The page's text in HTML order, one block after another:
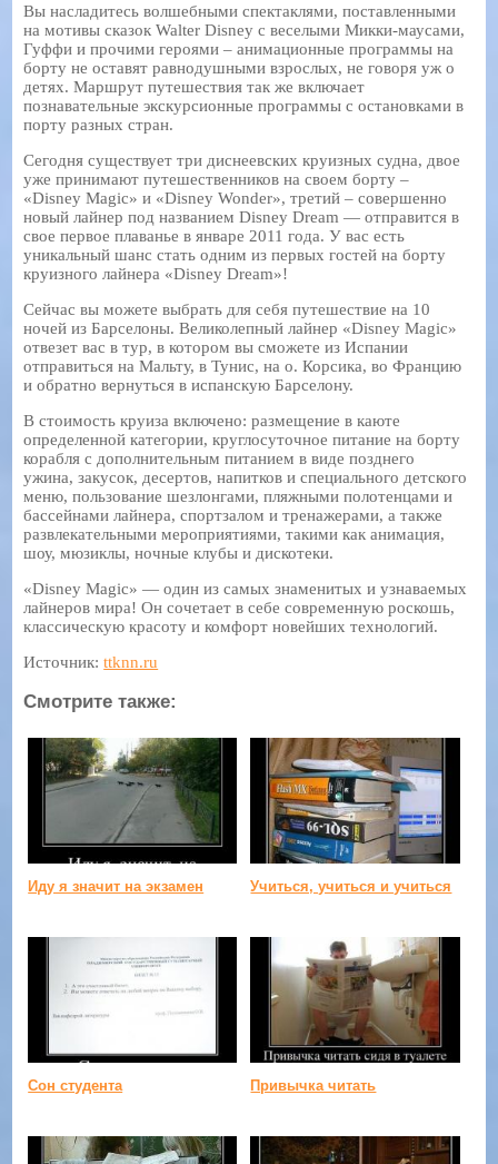
Вы насладитесь волшебными спектаклями, поставленными
на мотивы сказок Walter Disney с веселыми Микки-маусами,
Гуффи и прочими героями – анимационные программы на
борту не оставят равнодушными взрослых, не говоря уж о
детях. Маршрут путешествия так же включает
познавательные экскурсионные программы с остановками в
порту разных стран.
Сегодня существует три диснеевских круизных судна, двое
уже принимают путешественников на своем борту –
«Disney Magic» и «Disney Wonder», третий – совершенно
новый лайнер под названием Disney Dream — отправится в
свое первое плаванье в январе 2011 года. У вас есть
уникальный шанс стать одним из первых гостей на борту
круизного лайнера «Disney Dream»!
Сейчас вы можете выбрать для себя путешествие на 10
ночей из Барселоны. Великолепный лайнер «Disney Magic»
отвезет вас в тур, в котором вы сможете из Испании
отправиться на Мальту, в Тунис, на о. Корсика, во Францию
и обратно вернуться в испанскую Барселону.
В стоимость круиза включено: размещение в каюте
определенной категории, круглосуточное питание на борту
корабля с дополнительным питанием в виде позднего
ужина, закусок, десертов, напитков и специального детского
меню, пользование шезлонгами, пляжными полотенцами и
бассейнами лайнера, спортзалом и тренажерами, а также
развлекательными мероприятиями, такими как анимация,
шоу, мюзиклы, ночные клубы и дискотеки.
«Disney Magic» — один из самых знаменитых и узнаваемых
лайнеров мира! Он сочетает в себе современную роскошь,
классическую красоту и комфорт новейших технологий.
Источник:ttknn.ru
Смотрите также:
Иду я значит на экзамен Учиться, учиться и учиться
Сон студента Привычка читать